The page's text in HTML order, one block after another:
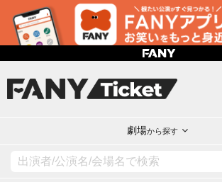
劇場から探す